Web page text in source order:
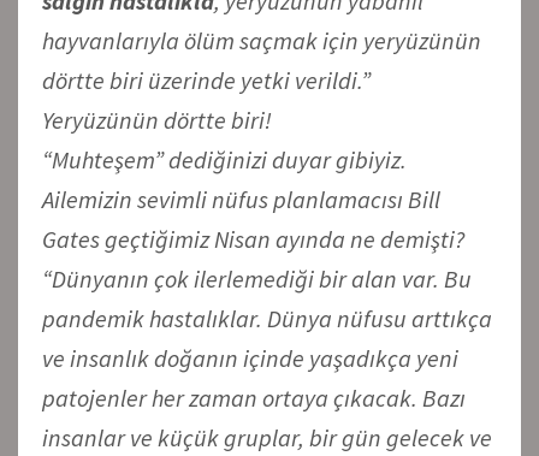
hayvanlarıyla ölüm saçmak için yeryüzünün
dörtte biri üzerinde yetki verildi.”
Yeryüzünün dörtte biri!
“Muhteşem” dediğinizi duyar gibiyiz.
Ailemizin sevimli nüfus planlamacısı Bill
Gates geçtiğimiz Nisan ayında ne demişti?
“Dünyanın çok ilerlemediği bir alan var. Bu
pandemik hastalıklar. Dünya nüfusu arttıkça
ve insanlık doğanın içinde yaşadıkça yeni
patojenler her zaman ortaya çıkacak. Bazı
insanlar ve küçük gruplar, bir gün gelecek ve